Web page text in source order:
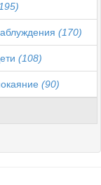
(170)
(108)
(90)